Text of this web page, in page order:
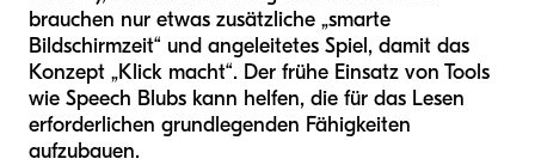
brauchen nur etwas zusätzliche „smarte
Bildschirmzeit“ und angeleitetes Spiel, damit das
Konzept „Klick macht“. Der frühe Einsatz von Tools
wie Speech Blubs kann helfen, die für das Lesen
erforderlichen grundlegenden Fähigkeiten
aufzubauen.